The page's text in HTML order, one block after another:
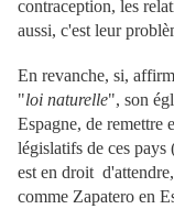
contraception, les
aussi, c'est leur
En revanche, si,
"loi naturelle", son
Espagne, de remettre
législatifs de ces pays
est en droit
comme Zapatero en